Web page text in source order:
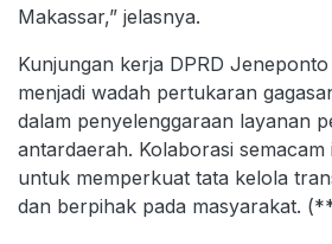
Makassar,” jelasnya.
Kunjungan kerja DPRD
menjadi wadah pertukaran
dalam penyelenggaraan layanan
antardaerah. Kolaborasi semacam
untuk memperkuat tata kelola
dan berpihak pada masyarakat.